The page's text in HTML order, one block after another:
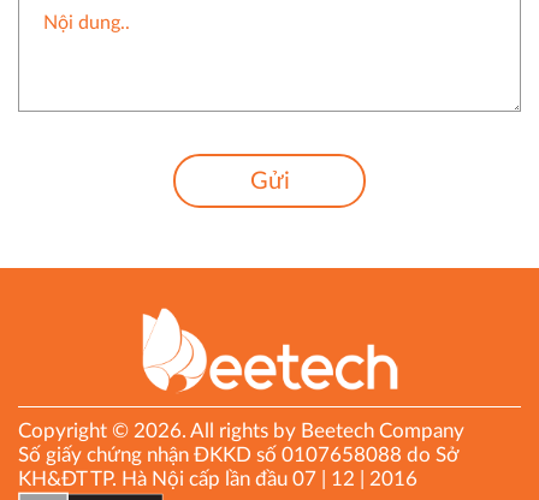
Gửi
Copyright © 2026. All rights by Beetech Company
Số giấy chứng nhận ĐKKD số 0107658088 do Sở
KH&ĐT TP. Hà Nội cấp lần đầu 07 | 12 | 2016